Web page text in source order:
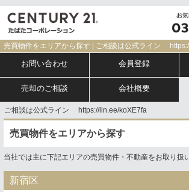
売買物件をエリアから探す | ご相談は公式ライン
お問い合わせ 会員登録
売却のご相談 会社概要
ご相談は公式ライン https://lin.ee/koXE7fa
売買物件をエリアから探す
当社では主に下記エリアの売買物件・不動産をお取り扱
新宿区